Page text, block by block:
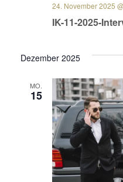
IK-11-2025-
24. November 2025
Dezember 2025
MO.
15